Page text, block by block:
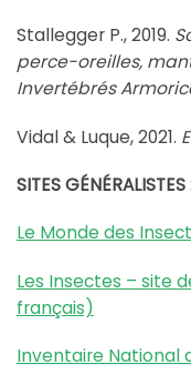
Stallegger P., 2019.
perce-oreilles,
Invertébrés
Vidal & Luque, 2021.
SITES GÉNÉRALISTES
Le Monde des
Les Insectes – site
français)
Inventaire National